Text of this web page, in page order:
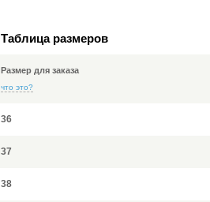
Таблица размеров
Размер для заказа
что это?
36
37
38